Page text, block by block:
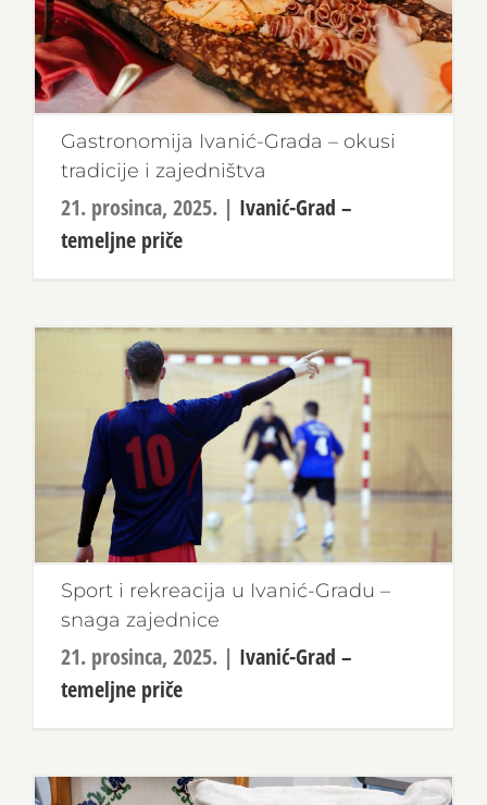
Gastronomija Ivanić-Grada – okusi
tradicije i zajedništva
21. prosinca, 2025. | Ivanić-Grad –
temeljne priče
Sport i rekreacija u Ivanić-Gradu –
snaga zajednice
21. prosinca, 2025. | Ivanić-Grad –
temeljne priče